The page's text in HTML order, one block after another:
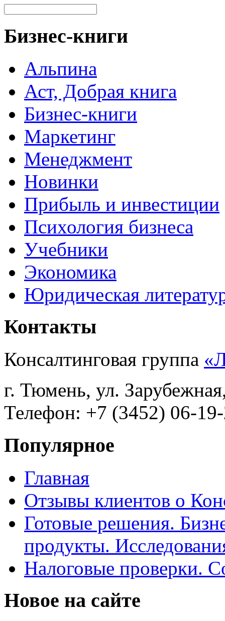
Бизнес-книги
Альпина
Аст, Добрая книга
Бизнес-книги
Маркетинг
Менеджмент
Новинки
Прибыль и инвестиции
Психология бизнеса
Учебники
Экономика
Юридическая
Контакты
Консалтинговая группа
г. Тюмень, ул.
Телефон: +7 (3452) 06-
Популярное
Главная
Отзывы клиентов о
Готовые решения.
продукты.
Налоговые проверки.
Новое на сайте